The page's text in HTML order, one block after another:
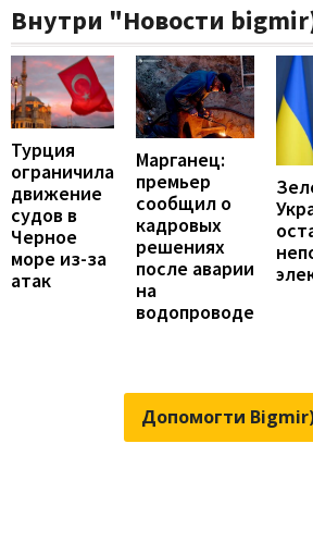
Внутри "Новости
Турция
ограничила
движение
судов в
Черное
море из-за
атак
Марганец:
премьер
сообщил о
кадровых
решениях
после аварии
на
водопроводе
Допомогти